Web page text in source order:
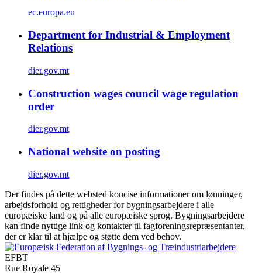
ec.europa.eu
Department for Industrial & Employment
Relations
dier.gov.mt
Construction wages council wage regulation
order
dier.gov.mt
National website on posting
dier.gov.mt
Der findes på dette websted koncise informationer om lønninger,
arbejdsforhold og rettigheder for bygningsarbejdere i alle
europæiske land og på alle europæiske sprog. Bygningsarbejdere
kan finde nyttige link og kontakter til fagforeningsrepræsentanter,
der er klar til at hjælpe og støtte dem ved behov.
EFBT
Rue Royale 45